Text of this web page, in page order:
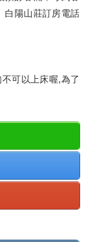
白陽山莊訂房電話
可以上床喔,為了